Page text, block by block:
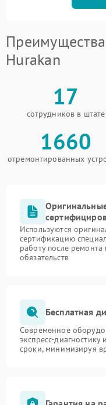
Hurakan
17
сотрудников в штате
1660
отремонтированных
Используются
сертификацию
работу после
обязательств
Бесплатная
Современное
экспресс-
сроки, минимизируя